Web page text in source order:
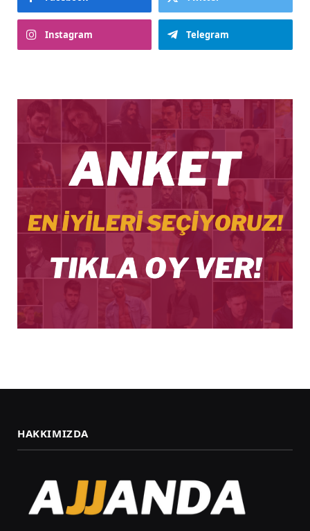
Instagram Telegram
HAKKIMIZDA